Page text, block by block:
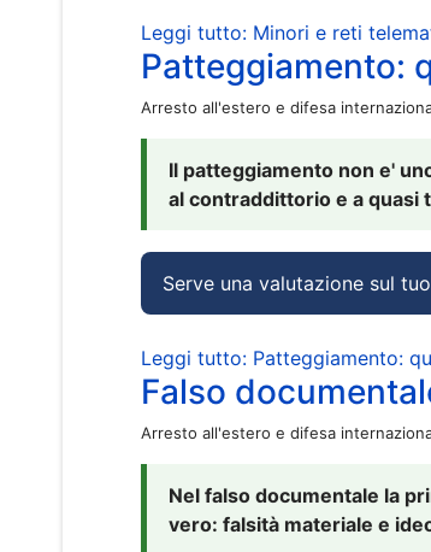
Leggi tutto: Minori e reti
Patteggiamento:
Arresto all'estero e difesa
Il patteggiamento non e'
al contraddittorio e a quasi
Serve una valutazione sul
Leggi tutto: Patteggiamento:
Falso
Arresto all'estero e difesa
Nel falso documentale la
vero: falsità materiale e